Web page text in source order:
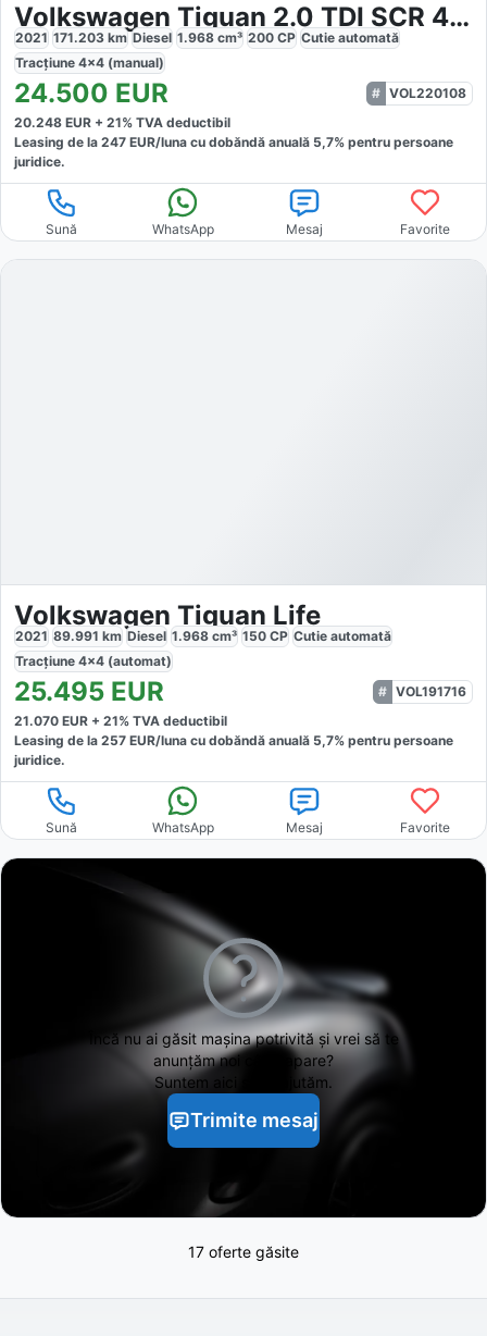
Volkswagen Tiguan 2.0 TDI SCR 4MOTION DSG Elegance
2021 171.203 km Diesel 1.968 cm³ 200 CP Cutie automată
Tracțiune 4x4 (manual)
24.500 EUR
VOL220108
20.248 EUR + 21% TVA deductibil
Leasing de la 247 EUR/luna cu dobăndă anuală 5,7% pentru persoane
juridice.
Sună WhatsApp Mesaj Favorite
Volkswagen Tiguan Life
2021 89.991 km Diesel 1.968 cm³ 150 CP Cutie automată
Tracțiune 4x4 (automat)
25.495 EUR
VOL191716
21.070 EUR + 21% TVA deductibil
Leasing de la 257 EUR/luna cu dobăndă anuală 5,7% pentru persoane
juridice.
Sună WhatsApp Mesaj Favorite
Încă nu ai găsitmașina potrivită și vrei să te
anunțăm noi când apare?
Suntem aici să te ajutăm.
Trimite mesaj
17 oferte găsite